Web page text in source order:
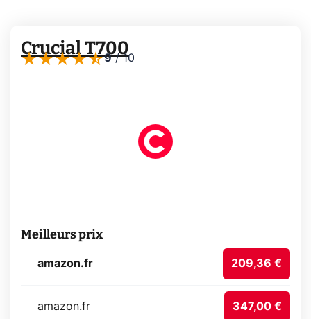
Crucial T700
9/10
Meilleurs prix
amazon.fr 209,36 €
amazon.fr 347,00 €